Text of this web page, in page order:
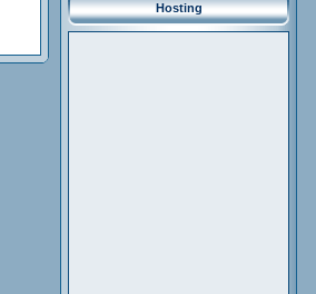
Hosting